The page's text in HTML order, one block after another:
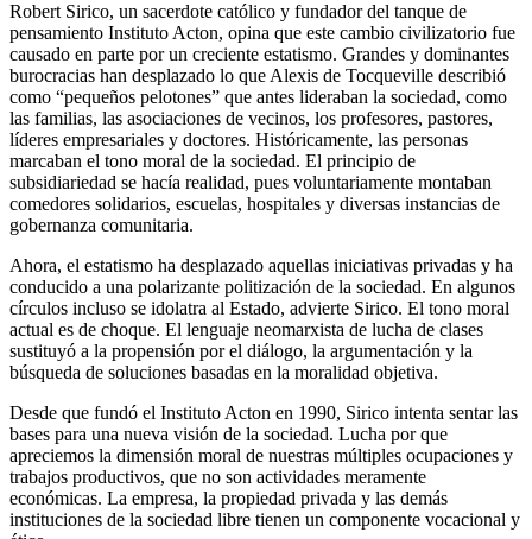
Robert Sirico, un sacerdote católico y fundador del tanque de
pensamiento Instituto Acton, opina que este cambio civilizatorio fue
causado en parte por un creciente estatismo. Grandes y dominantes
burocracias han desplazado lo que Alexis de Tocqueville describió
como “pequeños pelotones” que antes lideraban la sociedad, como
las familias, las asociaciones de vecinos, los profesores, pastores,
líderes empresariales y doctores. Históricamente, las personas
marcaban el tono moral de la sociedad. El principio de
subsidiariedad se hacía realidad, pues voluntariamente montaban
comedores solidarios, escuelas, hospitales y diversas instancias de
gobernanza comunitaria.
Ahora, el estatismo ha desplazado aquellas iniciativas privadas y ha
conducido a una polarizante politización de la sociedad. En algunos
círculos incluso se idolatra al Estado, advierte Sirico. El tono moral
actual es de choque. El lenguaje neomarxista de lucha de clases
sustituyó a la propensión por el diálogo, la argumentación y la
búsqueda de soluciones basadas en la moralidad objetiva.
Desde que fundó el Instituto Acton en 1990, Sirico intenta sentar las
bases para una nueva visión de la sociedad. Lucha por que
apreciemos la dimensión moral de nuestras múltiples ocupaciones y
trabajos productivos, que no son actividades meramente
económicas. La empresa, la propiedad privada y las demás
instituciones de la sociedad libre tienen un componente vocacional y